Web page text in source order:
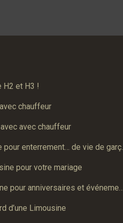
H2 et H3 !
chauffeur
avec chauffeur
Une
pour votre mariage
La Location de Limousine pour
d’une Limousine